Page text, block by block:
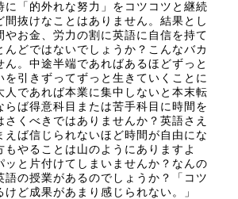
に「的外れな努力」をコツコツと継続
間抜けなことはありません。結果とし
やお金、労力の割に英語に自信を持て
んどではないでしょうか？こんなバカ
ん。中途半端であればあるほどずっと
を引きずってずっと生きていくことに
人であれば本業に集中しないと本末転
らば得意科目または苦手科目に時間を
さくべきではありませんか？英語さえ
えば信じられないほど時間が自由にな
もやることは山のようにありますよ
ッと片付けてしまいませんか？なんの
語の授業があるのでしょうか？「コツ
けど成果があまり感じられない。」